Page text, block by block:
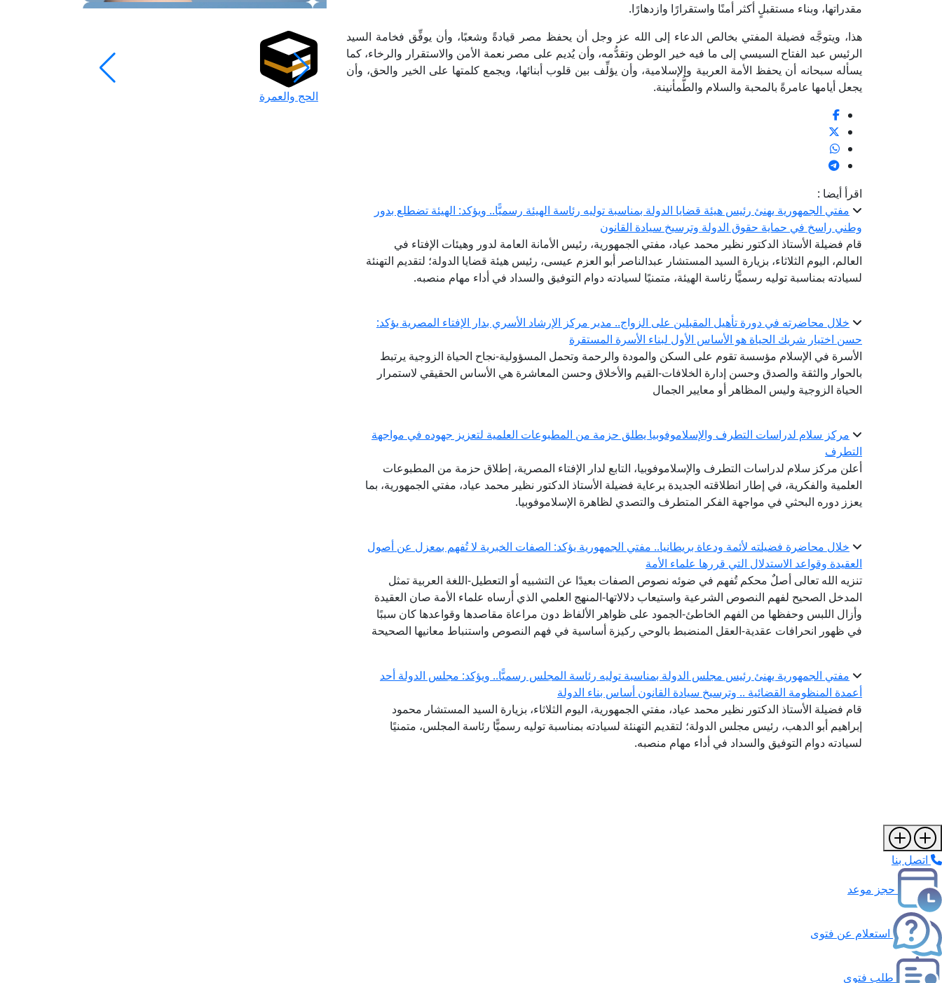
مقدراتها، وبناء مستقبلٍ أكثر أمنًا واستقرارًا وازدهارًا.
هذا، ويتوجَّه فضيلة المفتي بخالص الدعاء إلى الله عز وجل أن يحفظ مصر قيادةً وشعبًا، وأن يوفِّق فخامة السيد
الرئيس عبد الفتاح السيسي إلى ما فيه خير الوطن وتقدُّمه، وأن يُديم على مصر نعمة الأمن والاستقرار والرخاء، كما
يسأله سبحانه أن يحفظ الأمة العربية والإسلامية، وأن يؤلِّف بين قلوب أبنائها، ويجمع كلمتها على الخير والحق، وأن
يجعل أيامها عامرةً بالمحبة والسلام والطُّمأنينة.
اقرأ أيضا :
مفتي الجمهورية يهنئ رئيس هيئة قضايا الدولة بمناسبة توليه رئاسة الهيئة رسميًّا.. ويؤكد: الهيئة تضطلع بدور
وطني راسخ في حماية حقوق الدولة وترسيخ سيادة القانون
قام فضيلة الأستاذ الدكتور نظير محمد عياد، مفتي الجمهورية، رئيس الأمانة العامة لدور وهيئات الإفتاء في
العالم، اليوم الثلاثاء، بزيارة السيد المستشار عبدالناصر أبو العزم عيسى، رئيس هيئة قضايا الدولة؛ لتقديم التهنئة
لسيادته بمناسبة توليه رسميًّا رئاسة الهيئة، متمنيًا لسيادته دوام التوفيق والسداد في أداء مهام منصبه.
خلال محاضرته في دورة تأهيل المقبلين على الزواج.. مدير مركز الإرشاد الأسري بدار الإفتاء المصرية يؤكد:
حسن اختيار شريك الحياة هو الأساس الأول لبناء الأسرة المستقرة
الأسرة في الإسلام مؤسسة تقوم على السكن والمودة والرحمة وتحمل المسؤولية-نجاح الحياة الزوجية يرتبط
بالحوار والثقة والصدق وحسن إدارة الخلافات-القيم والأخلاق وحسن المعاشرة هي الأساس الحقيقي لاستمرار
الحياة الزوجية وليس المظاهر أو معايير الجمال
مركز سلام لدراسات التطرف والإسلاموفوبيا يطلق حزمة من المطبوعات العلمية لتعزيز جهوده في مواجهة
التطرف
أعلن مركز سلام لدراسات التطرف والإسلاموفوبيا، التابع لدار الإفتاء المصرية، إطلاق حزمة من المطبوعات
العلمية والفكرية، في إطار انطلاقته الجديدة برعاية فضيلة الأستاذ الدكتور نظير محمد عياد، مفتي الجمهورية، بما
يعزز دوره البحثي في مواجهة الفكر المتطرف والتصدي لظاهرة الإسلاموفوبيا.
خلال محاضرة فضيلته لأئمة ودعاة بريطانيا.. مفتي الجمهورية يؤكد: الصفات الخبرية لا تُفهم بمعزل عن أصول
العقيدة وقواعد الاستدلال التي قررها علماء الأمة
تنزيه الله تعالى أصلٌ محكم تُفهم في ضوئه نصوص الصفات بعيدًا عن التشبيه أو التعطيل-اللغة العربية تمثل
المدخل الصحيح لفهم النصوص الشرعية واستيعاب دلالاتها-المنهج العلمي الذي أرساه علماء الأمة صان العقيدة
وأزال اللبس وحفظها من الفهم الخاطئ-الجمود على ظواهر الألفاظ دون مراعاة مقاصدها وقواعدها كان سببًا
في ظهور انحرافات عقدية-العقل المنضبط بالوحي ركيزة أساسية في فهم النصوص واستنباط معانيها الصحيحة
مفتي الجمهورية يهنئ رئيس مجلس الدولة بمناسبة توليه رئاسة المجلس رسميًّا.. ويؤكد: مجلس الدولة أحد
أعمدة المنظومة القضائية .. وترسيخ سيادة القانون أساس بناء الدولة
قام فضيلة الأستاذ الدكتور نظير محمد عياد، مفتي الجمهورية، اليوم الثلاثاء، بزيارة السيد المستشار محمود
إبراهيم أبو الدهب، رئيس مجلس الدولة؛ لتقديم التهنئة لسيادته بمناسبة توليه رسميًّا رئاسة المجلس، متمنيًا
لسيادته دوام التوفيق والسداد في أداء مهام منصبه.
الحج والعمرة
اتصل بنا
حجز موعد
استعلام عن فتوى
طلب فتوى